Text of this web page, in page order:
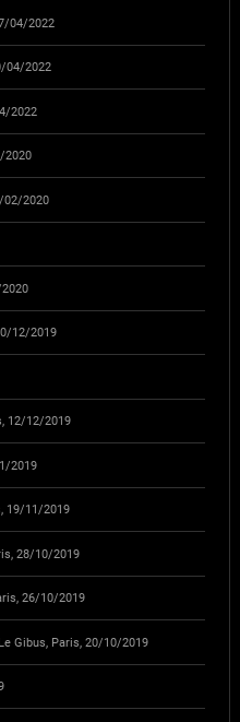
04/2022
04/2022
2022
2020
02/2020
12/2019
12/12/2019
2019
19/11/2019
28/10/2019
26/10/2019
Gibus, Paris, 20/10/2019